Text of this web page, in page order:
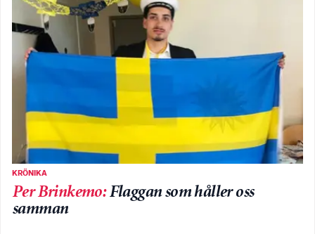
KRÖNIKA
Per Brinkemo:Flaggan som håller oss
samman